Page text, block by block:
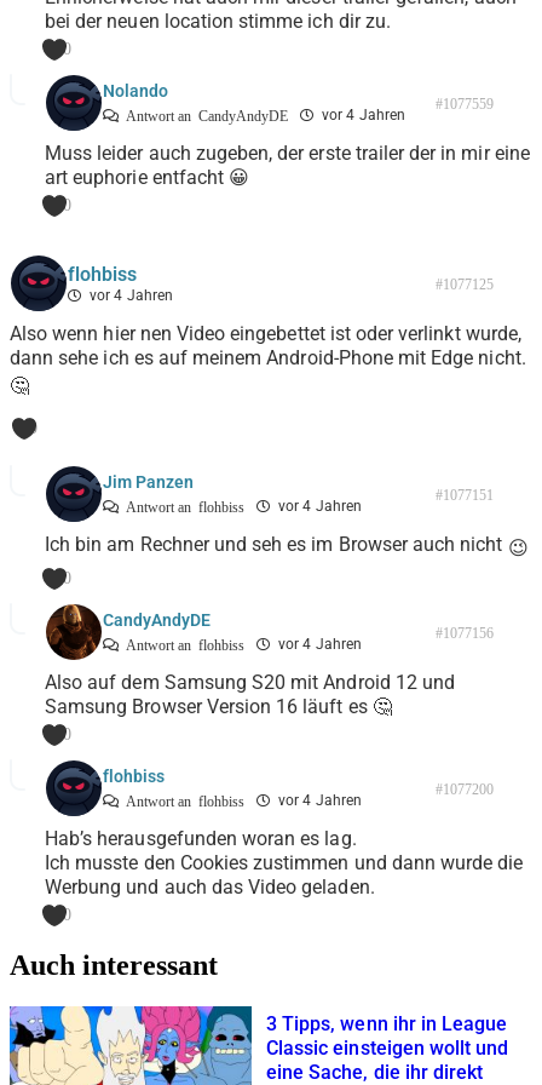
bei der neuen location stimme ich dir zu.
0
Nolando
Antwort an CandyAndyDE vor 4 Jahren
#1077559
Muss leider auch zugeben, der erste trailer der in mir eine
art euphorie entfacht 😀
0
flohbiss
vor 4 Jahren
#1077125
Also wenn hier nen Video eingebettet ist oder verlinkt wurde,
dann sehe ich es auf meinem Android-Phone mit Edge nicht.
🤔
0
Jim Panzen
Antwort an flohbiss vor 4 Jahren
#1077151
Ich bin am Rechner und seh es im Browser auch nicht 😉
0
CandyAndyDE
Antwort an flohbiss vor 4 Jahren
#1077156
Also auf dem Samsung S20 mit Android 12 und
Samsung Browser Version 16 läuft es 🤔
0
flohbiss
Antwort an flohbiss vor 4 Jahren
#1077200
Hab’s herausgefunden woran es lag.
Ich musste den Cookies zustimmen und dann wurde die
Werbung und auch das Video geladen.
0
Auch interessant
3 Tipps, wenn ihr in League
Classic einsteigen wollt und
eine Sache, die ihr direkt